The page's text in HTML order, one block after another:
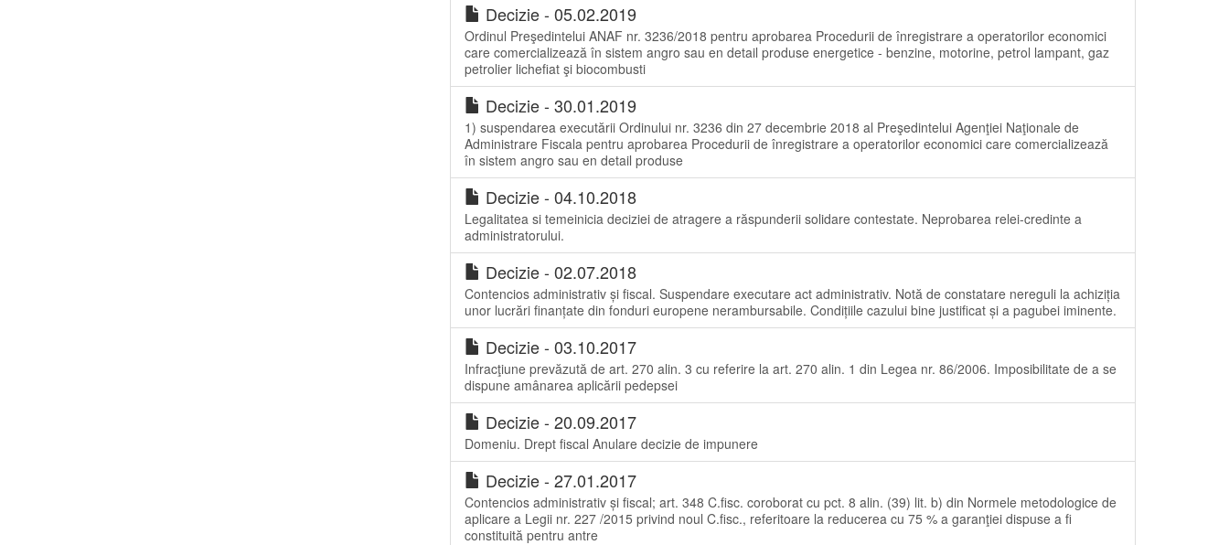
Decizie - 05.02.2019
Ordinul Preşedintelui ANAF nr. 3236/2018 pentru aprobarea Procedurii de înregistrare a operatorilor economici
care comercializează în sistem angro sau en detail produse energetice - benzine, motorine, petrol lampant, gaz
petrolier lichefiat şi biocombusti
Decizie - 30.01.2019
1) suspendarea executării Ordinului nr. 3236 din 27 decembrie 2018 al Preşedintelui Agenţiei Naţionale de
Administrare Fiscala pentru aprobarea Procedurii de înregistrare a operatorilor economici care comercializează
în sistem angro sau en detail produse
Decizie - 04.10.2018
Legalitatea si temeinicia deciziei de atragere a răspunderii solidare contestate. Neprobarea relei-credinte a
administratorului.
Decizie - 02.07.2018
Contencios administrativ și fiscal. Suspendare executare act administrativ. Notă de constatare nereguli la achiziția
unor lucrări finanțate din fonduri europene nerambursabile. Condițiile cazului bine justificat și a pagubei iminente.
Decizie - 03.10.2017
Infracţiune prevăzută de art. 270 alin. 3 cu referire la art. 270 alin. 1 din Legea nr. 86/2006. Imposibilitate de a se
dispune amânarea aplicării pedepsei
Decizie - 20.09.2017
Domeniu. Drept fiscal Anulare decizie de impunere
Decizie - 27.01.2017
Contencios administrativ și fiscal; art. 348 C.fisc. coroborat cu pct. 8 alin. (39) lit. b) din Normele metodologice de
aplicare a Legii nr. 227 /2015 privind noul C.fisc., referitoare la reducerea cu 75 % a garanţiei dispuse a fi
constituită pentru antre